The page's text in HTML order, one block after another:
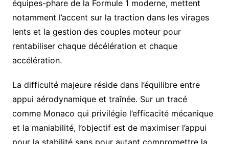
équipes-phare de la Formule 1 moderne, mettent
notamment l’accent sur la traction dans les virages
lents et la gestion des couples moteur pour
rentabiliser chaque décélération et chaque
accélération.
La difficulté majeure réside dans l’équilibre entre
appui aérodynamique et traînée. Sur un tracé
comme Monaco qui privilégie l’efficacité mécanique
et la maniabilité, l’objectif est de maximiser l’appui